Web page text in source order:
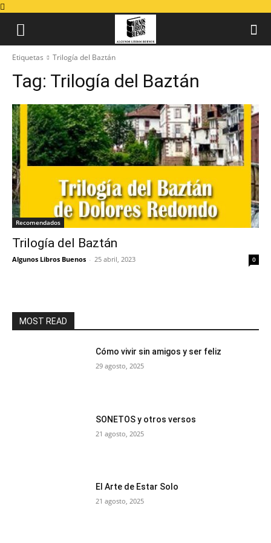
Etiquetas Trilogía del Baztán
Tag: Trilogía del Baztán
Recomendados
Trilogía del Baztán
Algunos Libros Buenos - 25 abril, 2023 0
MOST READ
Cómo vivir sin amigos y ser feliz
29 agosto, 2025
SONETOS y otros versos
21 agosto, 2025
El Arte de Estar Solo
21 agosto, 2025